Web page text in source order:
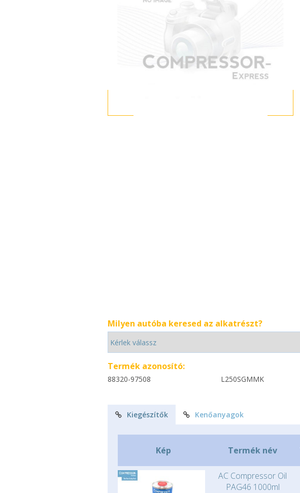
Milyen autóba keresed az alkatrészt?
Termék azonosító:
88320-97508 L250SGMMK
Kiegészítők Kenőanyagok
Kép Termék név
AC Compressor Oil
PAG46 1000ml